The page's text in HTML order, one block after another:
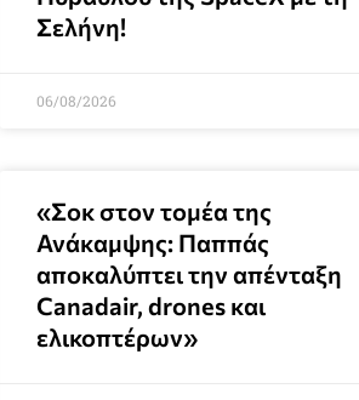
Σελήνη!
06/08/2026
«Σοκ στον τομέα της
Ανάκαμψης: Παππάς
αποκαλύπτει την απένταξη
Canadair, drones και
ελικοπτέρων»